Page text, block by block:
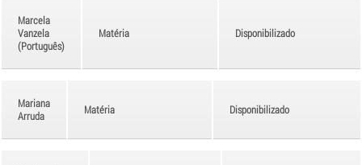
Marcela
Vanzela
(Português)
Matéria Disponibilizado
Mariana
Arruda
Matéria Disponibilizado